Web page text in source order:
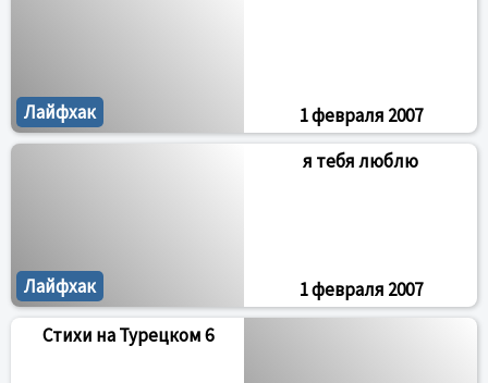
Лайфхак 1 февраля 2007
Лайфхак
я тебя люблю
1 февраля 2007
Стихи на Турецком 6